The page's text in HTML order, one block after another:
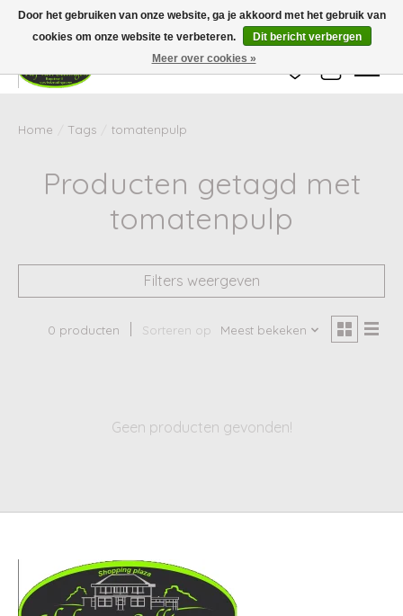
Wij zijn gesloten van 24 december tot en met 25 januari. Houd er rekening mee
dat de levertijd van uw bestelling in deze periode langer kan zijn dan
gebruikelijk.
Verlanglijst
Home Tags tomatenpulp
Producten getagd met
tomatenpulp
Filters weergeven
0 producten Sorteren op Meest bekeken
Geen producten gevonden!
Door het gebruiken van onze website, ga je akkoord met het gebruik van
cookies om onze website te verbeteren.
Dit bericht verbergen
Meer over cookies »